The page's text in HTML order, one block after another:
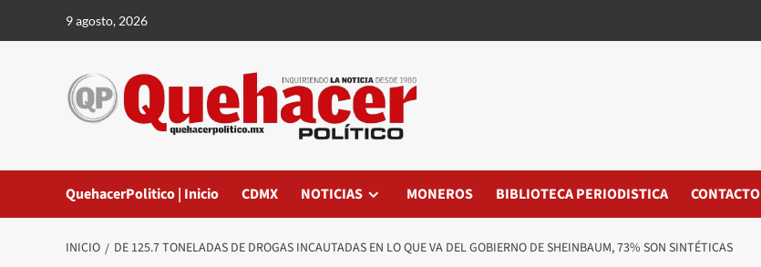
9 agosto, 2026
QuehacerPolitico | Inicio CDMX NOTICIAS MONEROS BIBLIOTECA PERIODISTICA CONTACTO
INICIO DE 125.7 TONELADAS DE DROGAS INCAUTADAS EN LO QUE VA DEL GOBIERNO DE SHEINBAUM, 73% SON SINTÉTICAS